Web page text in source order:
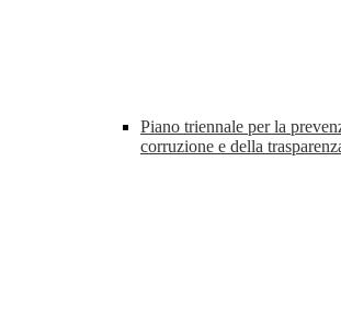
Piano triennale per la
corruzione e della